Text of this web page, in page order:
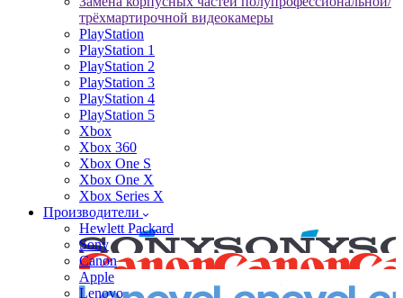
трёхмартирочной видеокамеры
PlayStation
PlayStation 1
PlayStation 2
PlayStation 3
PlayStation 4
PlayStation 5
Xbox
Xbox 360
Xbox One S
Xbox One X
Xbox Series X
Производители
Hewlett Packard
Sony
Canon
Apple
Lenovo